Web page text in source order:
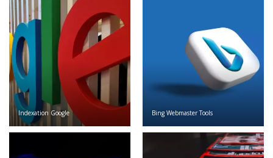
Indexation Google Bing Webmaster Tools